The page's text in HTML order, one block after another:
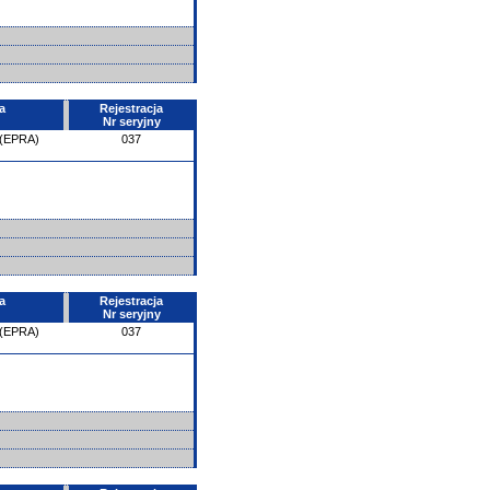
Rejestracja
Nr seryjny
037
Rejestracja
Nr seryjny
037